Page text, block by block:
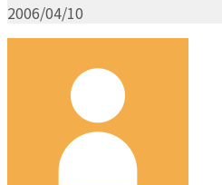
2006/04/10